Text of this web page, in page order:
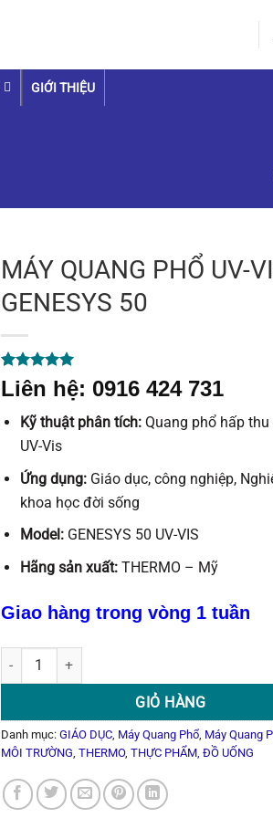
GIỚI THIỆU
MÁY QUANG PHỔ UV-
GENESYS 50
5.00trên 5
dựa trên
1Liên hệ: 0916 424 731
Kỹ thuật phân tích:Quang phổ hấp
UV-Vis
Ứng dụng: Giáo dục, công nghiệp,
khoa học đời sống
Model: GENESYS 50 UV-VIS
Hãng sản xuất:THERMO – Mỹ
Giao hàng trong vòng 1 tuần
MÁY QUANG PHỔ UV-VIS GENESYS 50 số
GIỎ HÀNG
Danh mục:GIÁO DỤC Máy Quang Phổ Máy Quang
MÔI TRƯỜNG ,THERMO,THỰC PHẨM, ĐỒ UỐNG